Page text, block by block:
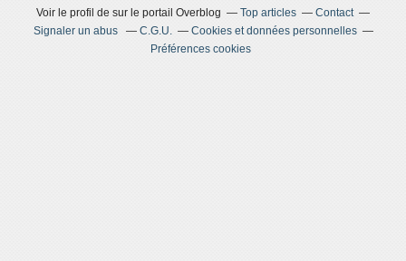
Voir le profil de sur le portail Overblog Top articles
Contact
Signaler un abus
C.G.U.
Cookies et données personnelles
Préférences cookies